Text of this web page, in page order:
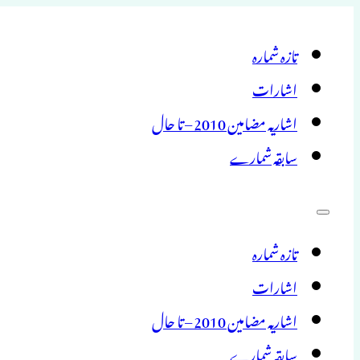
تازہ شمارہ
اشارات
اشاریہ مضامین 2010 – تا حال
سابقہ شمارے
تازہ شمارہ
اشارات
اشاریہ مضامین 2010 – تا حال
سابقہ شمارے